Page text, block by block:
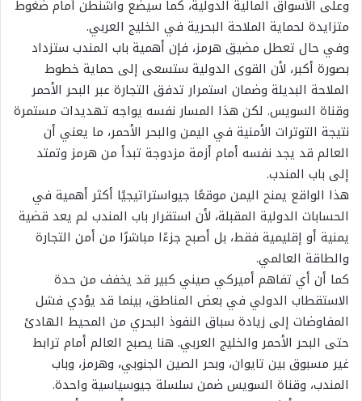
وعلى الأسواق المالية الدولية، كما سيضع واشنطن أمام ضغوط
متزايدة لحماية الملاحة البحرية في الخليج العربي.
وفي حال تعطل مضيق هرمز، فإن أهمية باب المندب ستزداد
بصورة أكبر، لأن القوى الدولية ستسعى إلى حماية خطوط
الملاحة البديلة وضمان استمرار تدفق التجارة عبر البحر الأحمر
وقناة السويس. لكن هذا المسار نفسه يواجه تهديدات مستمرة
نتيجة التوترات الأمنية في اليمن والبحر الأحمر، ما يعني أن
العالم قد يجد نفسه أمام أزمة مزدوجة تبدأ من هرمز وتمتد
إلى باب المندب.
هذا الواقع يمنح اليمن موقعًا جيواستراتيجيًا أكثر أهمية في
الحسابات الدولية المقبلة، لأن استقرار باب المندب لم يعد قضية
يمنية أو إقليمية فقط، بل أصبح جزءًا مباشرًا من أمن التجارة
والطاقة العالمي.
كما أن أي تفاهم أميركي صيني كبير قد يخفف من حدة
الاستقطاب الدولي في بعض المناطق، بينما قد يؤدي فشل
المفاوضات إلى زيادة سباق النفوذ البحري من المحيط الهادئ
حتى البحر الأحمر والخليج العربي. هنا يصبح العالم أمام ترابط
غير مسبوق بين تايوان، وبحر الصين الجنوبي، وهرمز، وباب
المندب، وقناة السويس ضمن سلسلة جيوسياسية واحدة.